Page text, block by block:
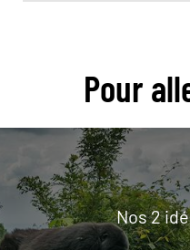
Pour
Nos 2